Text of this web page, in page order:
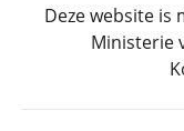
Deze website is
Ministerie